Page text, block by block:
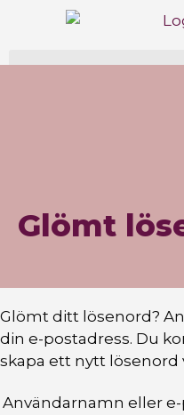
Glömt
Glömt ditt lösenord?
din e-postadress. Du
skapa ett nytt lösenord
Användarnamn eller